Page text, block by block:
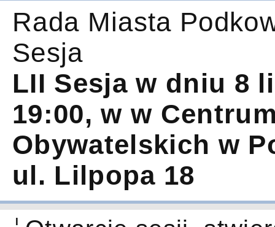
Rada Miasta
Sesja
LII Sesja w dniu 8
19:00, w w
Obywatelskich w
ul. Lilpopa 18
I